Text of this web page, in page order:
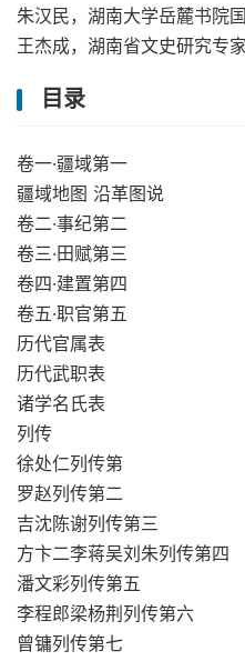
朱汉民，湖南大学岳麓书院
王杰成，湖南省文史研究专家
目录
卷一·疆域第一
疆域地图 沿革图说
卷二·事纪第二
卷三·田赋第三
卷四·建置第四
卷五·职官第五
历代官属表
历代武职表
诸学名氏表
列传
徐处仁列传第
罗赵列传第二
吉沈陈谢列传第三
方卞二李蒋吴刘朱列传第四
潘文彩列传第五
李程郎梁杨荆列传第六
曾镛列传第七